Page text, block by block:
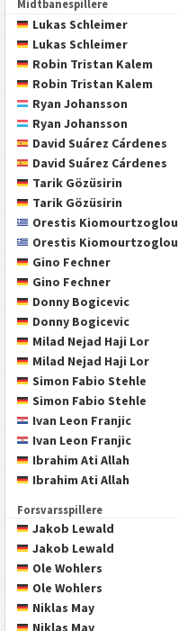
Midtbanespillere
Lukas Schleimer
Lukas Schleimer
Robin Tristan Kalem
Robin Tristan Kalem
Ryan Johansson
Ryan Johansson
David Suárez Cárdenes
David Suárez Cárdenes
Tarik Gözüsirin
Tarik Gözüsirin
Orestis Kiomourtzoglou
Orestis Kiomourtzoglou
Gino Fechner
Gino Fechner
Donny Bogicevic
Donny Bogicevic
Milad Nejad Haji Lor
Milad Nejad Haji Lor
Simon Fabio Stehle
Simon Fabio Stehle
Ivan Leon Franjic
Ivan Leon Franjic
Ibrahim Ati Allah
Ibrahim Ati Allah
Forsvarsspillere
Jakob Lewald
Jakob Lewald
Ole Wohlers
Ole Wohlers
Niklas May
Niklas May